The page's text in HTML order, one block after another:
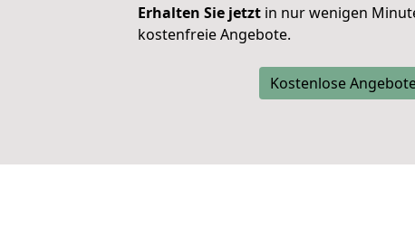
Erhalten Sie jetzt in nur wenigen
kostenfreie Angebote.
Kostenlose